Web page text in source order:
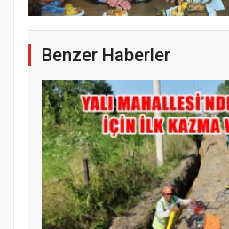
Benzer Haberler